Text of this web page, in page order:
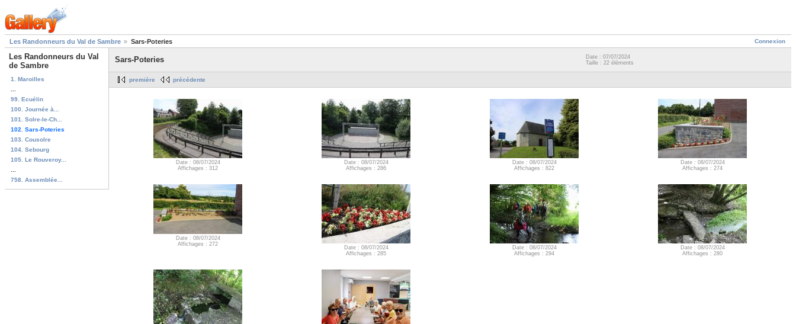
Connexion
Les Randonneurs du Val de Sambre Sars-Poteries
Les Randonneurs du Val
de Sambre
1. Maroilles
99. Ecuélin
100. Journée à...
101. Solre-le-Ch...
102. Sars-Poteries
103. Cousolre
104. Sebourg
105. Le Rouveroy...
758. Assemblée...
Sars-Poteries
Date : 07/07/2024
Taille : 22 éléments
première précédente
Date : 08/07/2024
Affichages : 312
Date : 08/07/2024
Affichages : 286
Date : 08/07/2024
Affichages : 822
Date : 08/07/2024
Affichages : 274
Date : 08/07/2024
Affichages : 272
Date : 08/07/2024
Affichages : 285
Date : 08/07/2024
Affichages : 294
Date : 08/07/2024
Affichages : 280